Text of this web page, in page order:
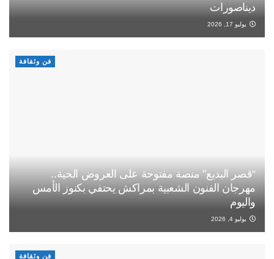
ديناصورات
يوليو 17, 2026
فن وثقافة
“قصر البديع” منصة مفتوحة على العروض الحية..
مهرجان الفنون الشعبية بمراكش يحتفي بكنوز الأمس
واليوم
يوليو 4, 2026
فن وثقافة